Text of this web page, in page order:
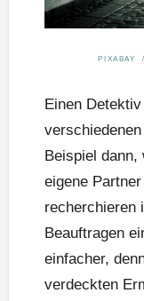
PIXABAY
Einen
Beispiel
eigene
recherchieren
Beauftragen
einfacher,
verdeckten